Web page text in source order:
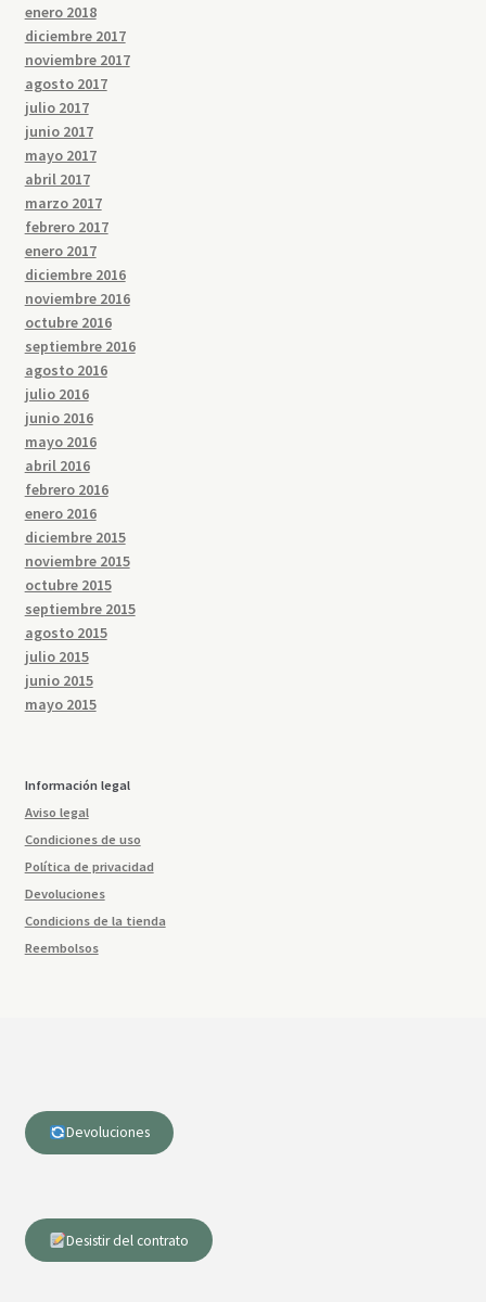
enero 2018
diciembre 2017
noviembre 2017
agosto 2017
julio 2017
junio 2017
mayo 2017
abril 2017
marzo 2017
febrero 2017
enero 2017
diciembre 2016
noviembre 2016
octubre 2016
septiembre 2016
agosto 2016
julio 2016
junio 2016
mayo 2016
abril 2016
febrero 2016
enero 2016
diciembre 2015
noviembre 2015
octubre 2015
septiembre 2015
agosto 2015
julio 2015
junio 2015
mayo 2015
Información legal
Aviso legal
Condiciones de uso
Política de privacidad
Devoluciones
Condicions de la tienda
Reembolsos
Devoluciones
Desistir del contrato